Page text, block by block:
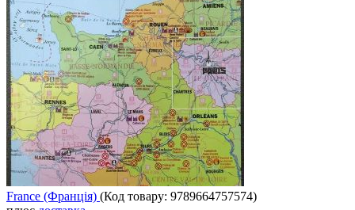
France (Франція) (Код товару: 9789664757574)